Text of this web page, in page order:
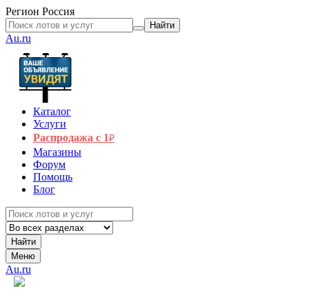
Регион Россия
Найти
Au.ru
Каталог
Услуги
Распродажа с 1₽
Магазины
Форум
Помощь
Блог
Найти
Меню
Au.ru